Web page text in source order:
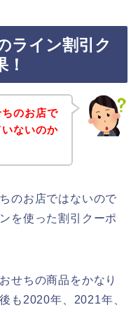
ライン割引ク
のお店で
ないのか
のお店ではないので
を使った割引クーポ
せちの商品をかなり
も2020年、2021年、